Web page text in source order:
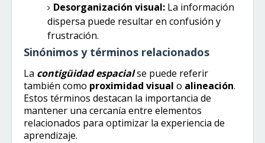
Desorganización visual: La información
dispersa puede resultar en confusión y
frustración.
Sinónimos y términos relacionados
La contigüidad espacialse puede referir
también como proximidad visual o alineación.
Estos términos destacan la importancia de
mantener una cercanía entre elementos
relacionados para optimizar la experiencia de
aprendizaje.